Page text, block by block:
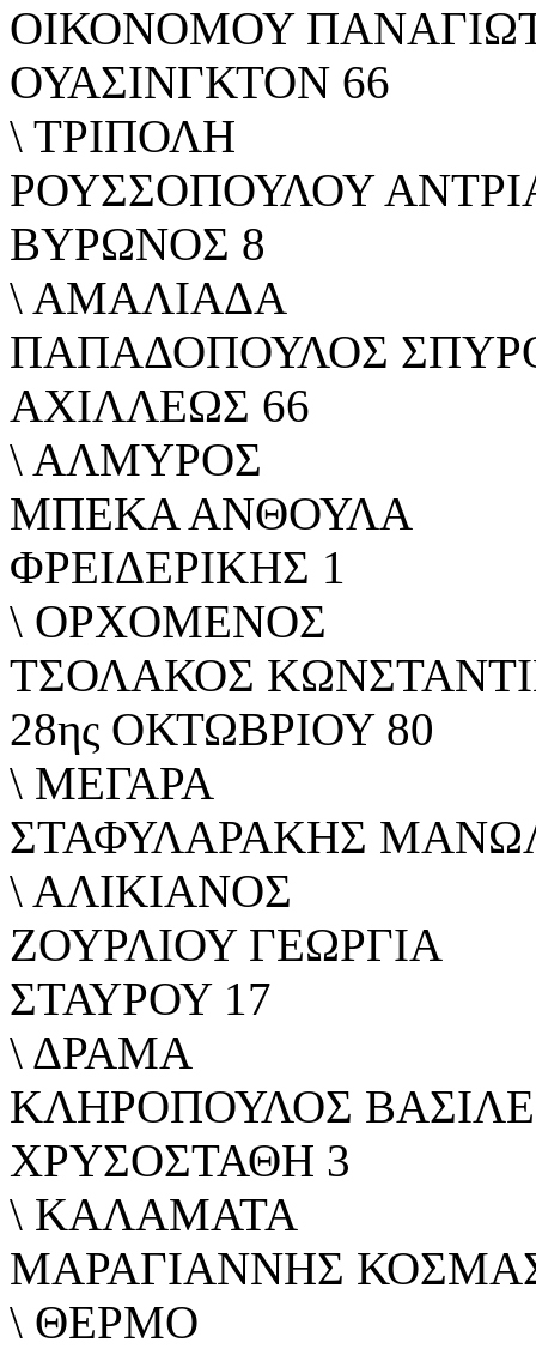
ΟΙΚΟΝΟΜΟΥ
ΟΥΑΣΙΝΓΚΤΟΝ 66
\ ΤΡΙΠΟΛΗ
ΡΟΥΣΣΟΠΟΥΛΟΥ
ΒΥΡΩΝΟΣ 8
\ ΑΜΑΛΙΑΔΑ
ΠΑΠΑΔΟΠΟΥΛΟΣ
ΑΧΙΛΛΕΩΣ 66
\ ΑΛΜΥΡΟΣ
ΜΠΕΚΑ ΑΝΘΟΥΛΑ
ΦΡΕΙΔΕΡΙΚΗΣ 1
\ ΟΡΧΟΜΕΝΟΣ
ΤΣΟΛΑΚΟΣ
28ης ΟΚΤΩΒΡΙΟΥ 80
\ ΜΕΓΑΡΑ
ΣΤΑΦΥΛΑΡΑΚΗΣ
\ ΑΛΙΚΙΑΝΟΣ
ΖΟΥΡΛΙΟΥ ΓΕΩΡΓΙΑ
ΣΤΑΥΡΟΥ 17
\ ΔΡΑΜΑ
ΚΛΗΡΟΠΟΥΛΟΣ
ΧΡΥΣΟΣΤΑΘΗ 3
\ ΚΑΛΑΜΑΤΑ
ΜΑΡΑΓΙΑΝΝΗΣ
\ ΘΕΡΜΟ